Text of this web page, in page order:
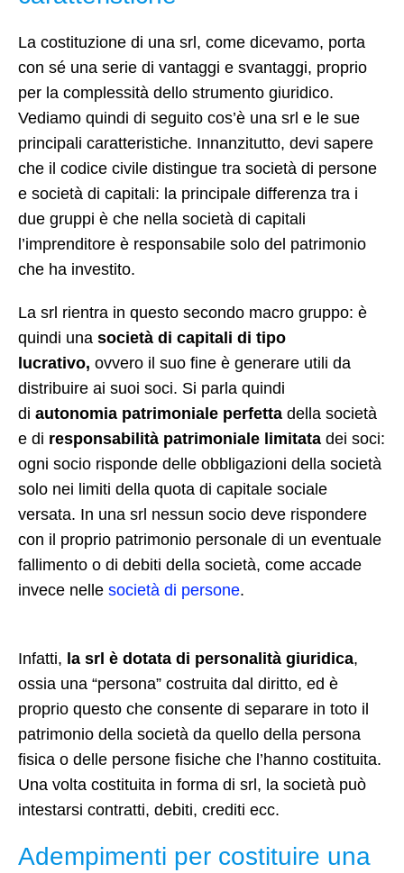
La costituzione di una srl, come dicevamo, porta
con sé una serie di vantaggi e svantaggi, proprio
per la complessità dello strumento giuridico.
Vediamo quindi di seguito cos’è una srl e le sue
principali caratteristiche. Innanzitutto, devi sapere
che il codice civile distingue tra società di persone
e società di capitali: la principale differenza tra i
due gruppi è che nella società di capitali
l’imprenditore è responsabile solo del patrimonio
che ha investito.
La srl rientra in questo secondo macro gruppo: è
quindi una società di capitali di tipo
lucrativo, ovvero il suo fine è generare utili da
distribuire ai suoi soci. Si parla quindi
di autonomia patrimoniale perfetta della società
e di responsabilità patrimoniale limitata dei soci:
ogni socio risponde delle obbligazioni della società
solo nei limiti della quota di capitale sociale
versata. In una srl nessun socio deve rispondere
con il proprio patrimonio personale di un eventuale
fallimento o di debiti della società, come accade
invece nelle società di persone.
Infatti, la srl è dotata di personalità giuridica,
ossia una “persona” costruita dal diritto, ed è
proprio questo che consente di separare in toto il
patrimonio della società da quello della persona
fisica o delle persone fisiche che l’hanno costituita.
Una volta costituita in forma di srl, la società può
intestarsi contratti, debiti, crediti ecc.
Adempimenti per costituire una